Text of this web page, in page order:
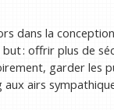
dans la
: offrir plus de
garder les
aux airs